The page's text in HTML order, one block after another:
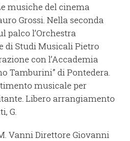
musiche del cinema
Grossi. Nella seconda
palco l’Orchestra
di Studi Musicali Pietro
con l’Accademia
Tamburini” di Pontedera.
musicale per
Libero arrangiamento
G.
Vanni Direttore Giovanni